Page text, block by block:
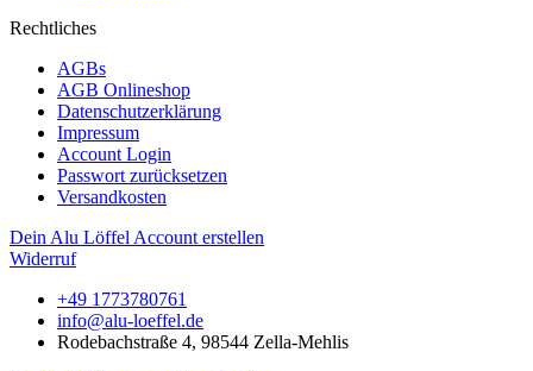
Rechtliches
AGBs
AGB Onlineshop
Datenschutzerklärung
Impressum
Account Login
Passwort zurücksetzen
Versandkosten
Dein Alu Löffel Account erstellen
Widerruf
+49 1773780761
info@alu-loeffel.de
Rodebachstraße 4, 98544 Zella-Mehlis